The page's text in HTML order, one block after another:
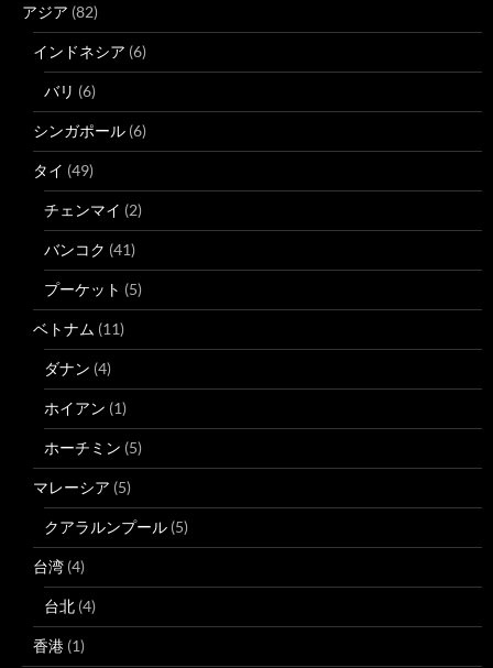
アジア (82)
インドネシア (6)
バリ (6)
シンガポール (6)
タイ (49)
チェンマイ (2)
バンコク (41)
プーケット (5)
ベトナム (11)
ダナン (4)
ホイアン (1)
ホーチミン (5)
マレーシア (5)
クアラルンプール (5)
台湾 (4)
台北 (4)
香港 (1)